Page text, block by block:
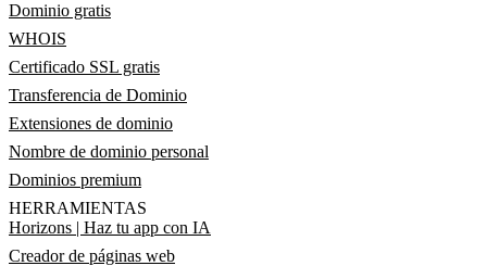
Dominio gratis
WHOIS
Certificado SSL gratis
Transferencia de Dominio
Extensiones de dominio
Nombre de dominio personal
Dominios premium
HERRAMIENTAS
Horizons | Haz tu app con IA
Creador de páginas web